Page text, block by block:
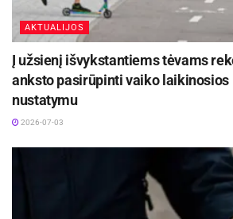
AKTUALIJOS
Į užsienį išvykstantiems tėvams
anksto pasirūpinti vaiko laikinosios
nustatymu
2026-07-03